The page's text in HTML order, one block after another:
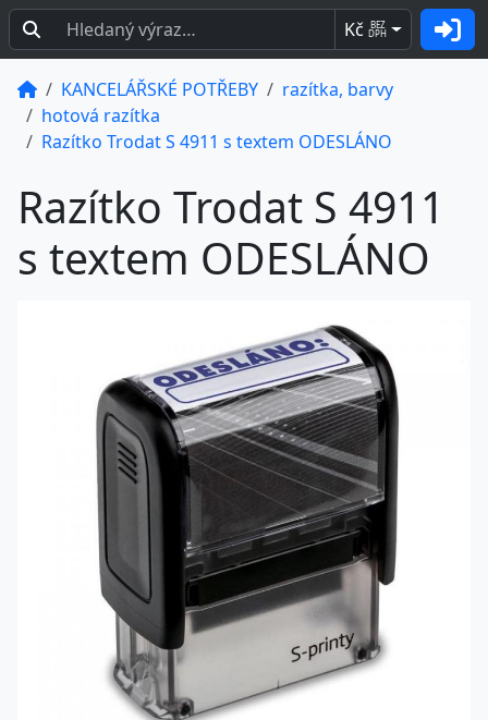
Kč BEZ
DPH
KANCELÁŘSKÉ POTŘEBY
razítka, barvy
hotová razítka
Razítko Trodat S 4911 s textem ODESLÁNO
Razítko Trodat S 4911
s textem ODESLÁNO